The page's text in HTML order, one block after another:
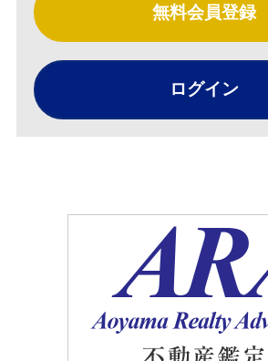
無料会員登録
ログイン